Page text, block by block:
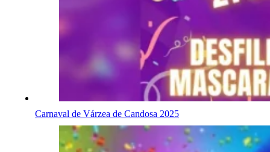
Carnaval de Várzea de Candosa 2025